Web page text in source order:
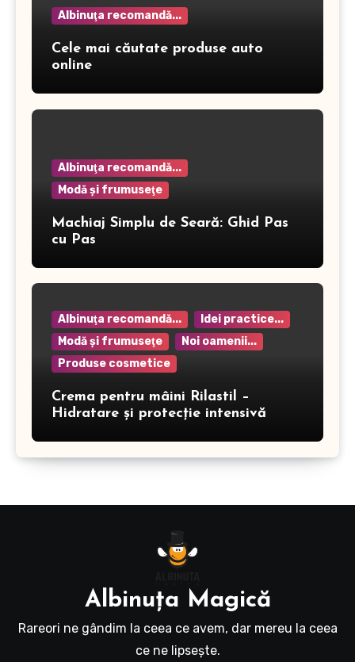
Albinuţa recomandă...
Cele mai căutate produse auto
online
Albinuţa recomandă...
Modă şi frumuseţe
Machiaj Simplu de Seară: Ghid Pas
cu Pas
Albinuţa recomandă...
Idei practice...
Modă şi frumuseţe
Noi oamenii...
Produse cosmetice
Crema pentru mâini Rilastil –
Hidratare și protecție intensivă
Albinuţa Magică
Rareori ne gândim la ceea ce avem, dar mereu la ceea
ce ne lipseşte.